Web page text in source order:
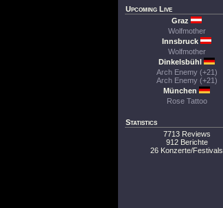
Upcoming Live
Graz
Wolfmother
Innsbruck
Wolfmother
Dinkelsbühl
Arch Enemy (+21)
Arch Enemy (+21)
München
Rose Tattoo
Statistics
7713 Reviews
912 Berichte
26 Konzerte/Festivals